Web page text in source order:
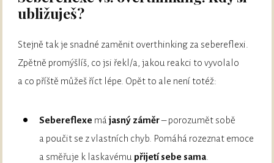
ubližuješ?
Stejně tak je snadné zaměnit overthinking za sebereflexi.
Zpětně promýšlíš, co jsi řekl/a, jakou reakci to vyvolalo
a co příště můžeš říct lépe. Opět to ale není totéž:
Sebereflexe májasný záměr– porozumět sobě
a poučit se z vlastních chyb. Pomáhá rozeznat emoce
a směřuje k laskavému přijetí sebe sama